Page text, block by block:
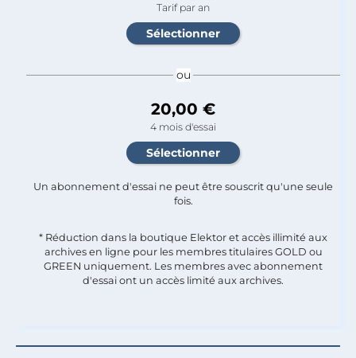
Tarif par an
ou
20,00 €
4 mois d'essai
Un abonnement d'essai ne peut être souscrit qu'une seule
fois.​
* Réduction dans la boutique Elektor et accès illimité aux
archives en ligne pour les membres titulaires GOLD ou
GREEN uniquement. Les membres avec abonnement
d'essai ont un accès limité aux archives.